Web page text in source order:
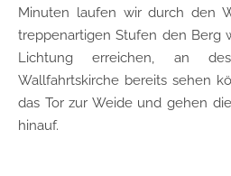
Minuten laufen wir durch den
treppenartigen Stufen den Berg
Lichtung erreichen, an
Wallfahrtskirche bereits sehen
das Tor zur Weide und gehen
hinauf.